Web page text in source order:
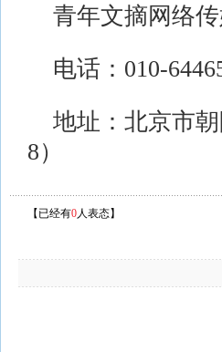
青年文摘网络
电话：010-
地址：北京市
8）
【已经有0人表态】